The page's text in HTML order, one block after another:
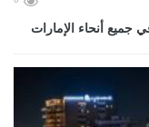
جميع أنحاء الإمارات